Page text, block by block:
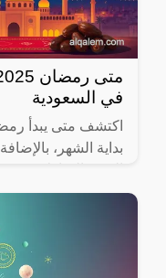
في السعودية
بداية الشهر،